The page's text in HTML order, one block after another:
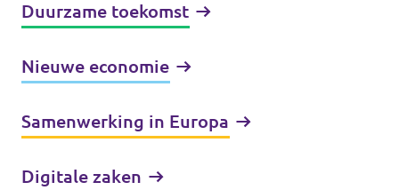
Duurzame toekomst
Nieuwe economie
Samenwerking in Europa
Digitale zaken